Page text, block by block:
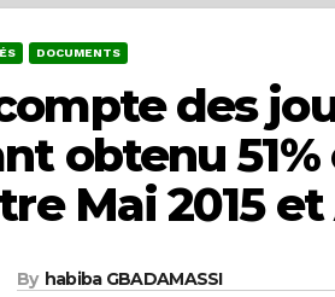
DOCUMENTS
des
obtenu
Mai 2015
By habiba GBADAMASSI